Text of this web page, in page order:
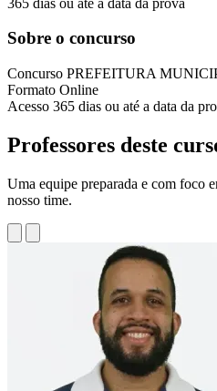
Sobre o concurso
Concurso PREFEITURA
Formato Online
Acesso 365 dias ou até a data da
Professores deste
Uma equipe preparada e com foco
nosso time.